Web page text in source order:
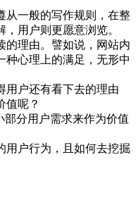
一般的写作规则，在整
用户则更愿意浏览。
理由。譬如说，网站内
种心理上的满足，无形中
户还有看下去的理由
值呢？
分用户需求来作为价值
户行为，且如何去挖掘